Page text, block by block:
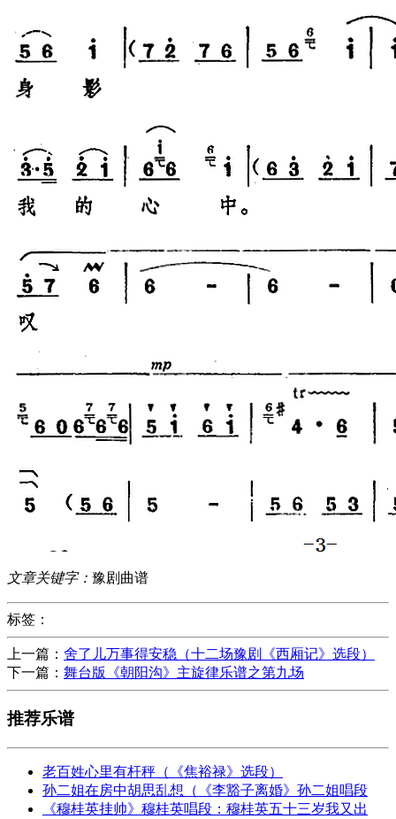
文章关键字： 豫剧曲谱
标签：
上一篇： 舍了儿万事得安稳（十二场豫剧《西厢记》选段）
下一篇： 舞台版《朝阳沟》主旋律乐谱之第九场
推荐乐谱
老百姓心里有杆秤（《焦裕禄》选段）
孙二姐在房中胡思乱想（《李豁子离婚》孙二姐唱段
《穆桂英挂帅》穆桂英唱段：穆桂英五十三岁我又出